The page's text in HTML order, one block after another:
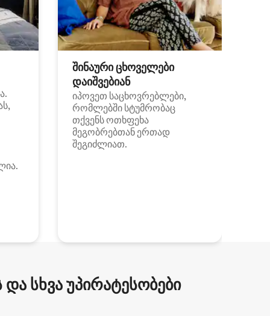
შინაური ცხოველები
დაიშვებიან
იპოვეთ საცხოვრებლები,
რომლებში სტუმრობაც
თქვენს ოთხფეხა
მეგობრებთან ერთად
შეგიძლიათ.
სხვა უპირატესობები